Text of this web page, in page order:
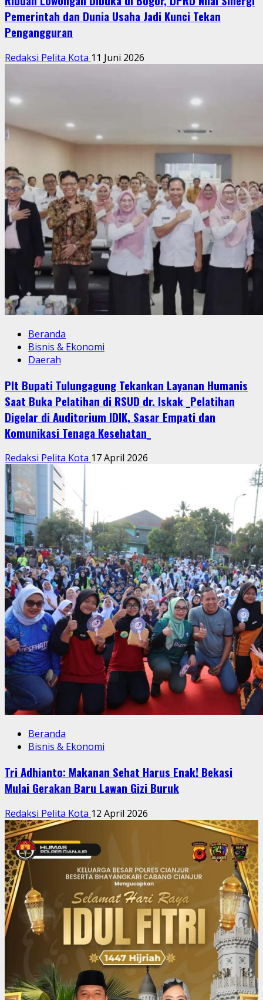
Pemerintah dan Dunia Usaha Jadi Kunci Tekan
Pengangguran
Redaksi Pelita Kota 11 Juni 2026
Beranda
Bisnis & Ekonomi
Daerah
Plt Bupati Tulungagung Tekankan Layanan Humanis
Saat Buka Pelatihan di RSUD dr. Iskak _Pelatihan
Digelar di Auditorium IDIK, Sasar Empati dan
Komunikasi Tenaga Kesehatan_
Redaksi Pelita Kota 17 April 2026
Beranda
Bisnis & Ekonomi
Tri Adhianto: Makanan Sehat Harus Enak! Bekasi
Mulai Gerakan Baru Lawan Gizi Buruk
Redaksi Pelita Kota 12 April 2026